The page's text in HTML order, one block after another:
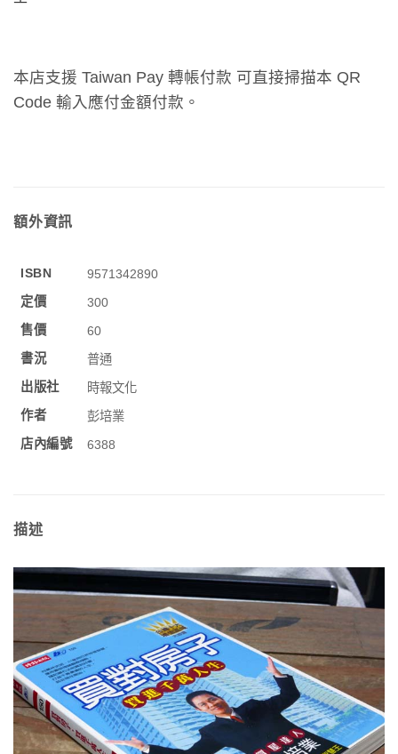
本店支援 Taiwan Pay 轉帳付款 可直接掃描本 QR
Code 輸入應付金額付款。
額外資訊
ISBN
9571342890
定價
300
售價
60
書況
普通
出版社
時報文化
作者
彭培業
店內編號
6388
描述